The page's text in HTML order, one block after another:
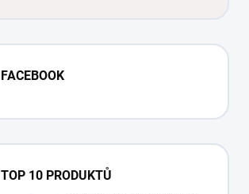
FACEBOOK
TOP 10 PRODUKTŮ